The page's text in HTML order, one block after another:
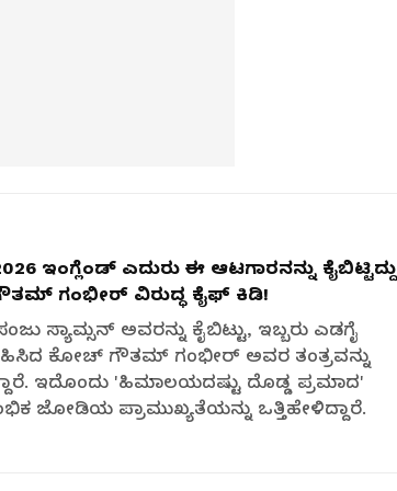
ಇಂಗ್ಲೆಂಡ್ ಎದುರು ಈ ಆಟಗಾರನನ್ನು ಕೈಬಿಟ್ಟಿದ್ದು
ಗಂಭೀರ್ ವಿರುದ್ಧ ಕೈಫ್ ಕಿಡಿ!
ಸ್ಯಾಮ್ಸನ್ ಅವರನ್ನು ಕೈಬಿಟ್ಟು, ಇಬ್ಬರು ಎಡಗೈ
ಕೋಚ್ ಗೌತಮ್ ಗಂಭೀರ್ ಅವರ ತಂತ್ರವನ್ನು
ಇದೊಂದು 'ಹಿಮಾಲಯದಷ್ಟು ದೊಡ್ಡ ಪ್ರಮಾದ'
ಜೋಡಿಯ ಪ್ರಾಮುಖ್ಯತೆಯನ್ನು ಒತ್ತಿಹೇಳಿದ್ದಾರೆ.